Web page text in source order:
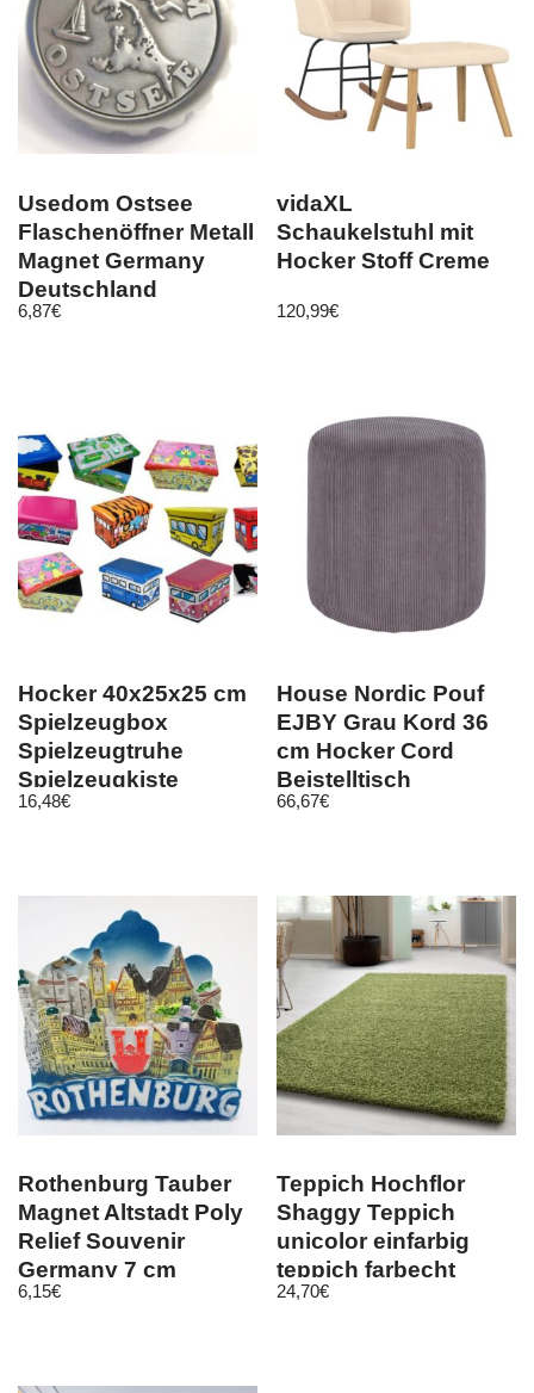
Usedom Ostsee
Flaschenöffner Metall
Magnet Germany
Deutschland
Souvenir
6,87€
vidaXL
Schaukelstuhl mit
Hocker Stoff Creme
120,99€
Hocker 40x25x25 cm
Spielzeugbox
Spielzeugtruhe
Spielzeugkiste
Aufbewahrungsbox
16,48€
House Nordic Pouf
EJBY Grau Kord 36
cm Hocker Cord
Beistelltisch
Sitzhocker
66,67€
Rothenburg Tauber
Magnet Altstadt Poly
Relief Souvenir
Germany 7 cm
6,15€
Teppich Hochflor
Shaggy Teppich
unicolor einfarbig
teppich farbecht
Grün
24,70€